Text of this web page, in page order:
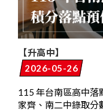
【升高中】
2026-05-26
115 年台南區高中落
家齊、南二中錄取分